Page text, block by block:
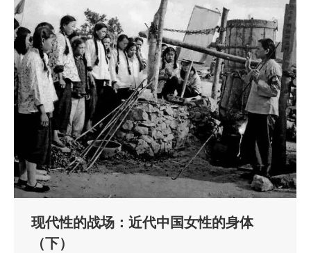
现代性的战场：近代中国女性的身体
（下）